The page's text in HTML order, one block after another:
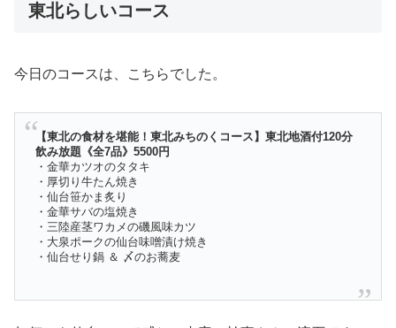
東北らしいコース
今日のコースは、こちらでした。
【東北の食材を堪能！東北みちのくコース】東北地酒付120分
飲み放題《全7品》5500円
・金華カツオのタタキ
・厚切り牛たん焼き
・仙台笹かま炙り
・金華サバの塩焼き
・三陸産茎ワカメの磯風味カツ
・大泉ポークの仙台味噌漬け焼き
・仙台せり鍋 ＆ 〆のお蕎麦